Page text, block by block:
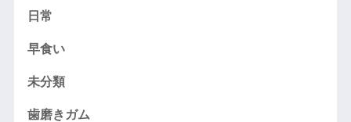
日常
早食い
未分類
歯磨きガム